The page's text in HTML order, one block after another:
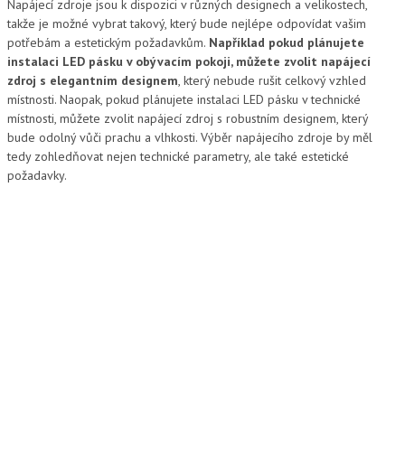
Napájecí zdroje jsou k dispozici v různých designech a velikostech,
takže je možné vybrat takový, který bude nejlépe odpovídat vašim
potřebám a estetickým požadavkům. Například pokud plánujete
instalaci LED pásku v obývacím pokoji, můžete zvolit napájecí
zdroj s elegantním designem, který nebude rušit celkový vzhled
místnosti. Naopak, pokud plánujete instalaci LED pásku v technické
místnosti, můžete zvolit napájecí zdroj s robustním designem, který
bude odolný vůči prachu a vlhkosti. Výběr napájecího zdroje by měl
tedy zohledňovat nejen technické parametry, ale také estetické
požadavky.